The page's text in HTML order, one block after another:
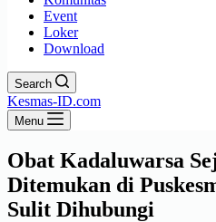
Event
Loker
Download
Search
Kesmas-ID.com
Menu
Obat Kadaluwarsa
Ditemukan di
Sulit Dihubungi